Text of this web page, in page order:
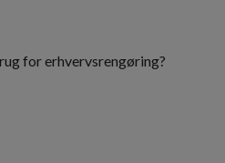
for erhvervsrengøring?